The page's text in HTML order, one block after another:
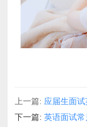
上一篇: 应届生面
下一篇:英语面试